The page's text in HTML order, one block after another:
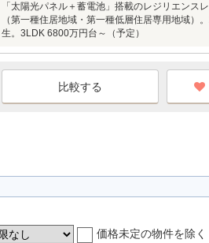
「太陽光パネル＋蓄電池」搭載のレジリエン
（第一種住居地域・第一種低層住居専用地域
生。3LDK 6800万円台～（予定）
価格未定の物件を除く